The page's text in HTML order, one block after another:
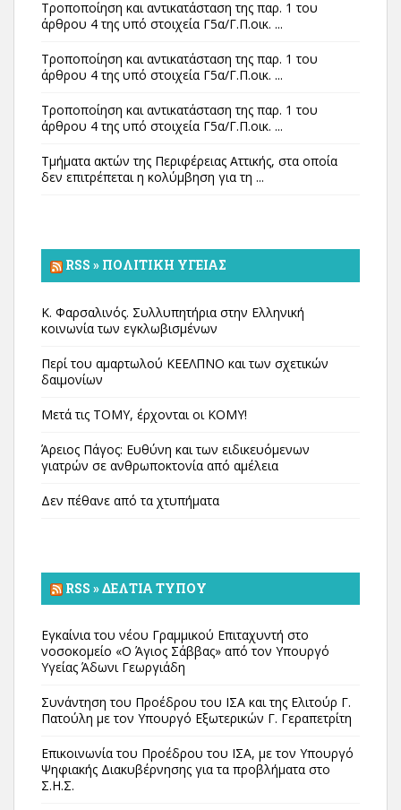
Τροποποίηση και αντικατάσταση της παρ. 1 του
άρθρου 4 της υπό στοιχεία Γ5α/Γ.Π.οικ. ...
Τροποποίηση και αντικατάσταση της παρ. 1 του
άρθρου 4 της υπό στοιχεία Γ5α/Γ.Π.οικ. ...
Τροποποίηση και αντικατάσταση της παρ. 1 του
άρθρου 4 της υπό στοιχεία Γ5α/Γ.Π.οικ. ...
Τμήματα ακτών της Περιφέρειας Αττικής, στα οποία
δεν επιτρέπεται η κολύμβηση για τη ...
RSS » ΠΟΛΙΤΙΚΉ ΥΓΕΊΑΣ
Κ. Φαρσαλινός. Συλλυπητήρια στην Ελληνική
κοινωνία των εγκλωβισμένων
Περί του αμαρτωλού ΚΕΕΛΠΝΟ και των σχετικών
δαιμονίων
Μετά τις ΤΟΜΥ, έρχονται οι ΚΟΜΥ!
Άρειος Πάγος: Ευθύνη και των ειδικευόμενων
γιατρών σε ανθρωποκτονία από αμέλεια
Δεν πέθανε από τα χτυπήματα
RSS » ΔΕΛΤΊΑ ΤΎΠΟΥ
Εγκαίνια του νέου Γραμμικού Επιταχυντή στο
νοσοκομείο «Ο Άγιος Σάββας» από τον Υπουργό
Υγείας Άδωνι Γεωργιάδη
Συνάντηση του Προέδρου του ΙΣΑ και της Ελιτούρ Γ.
Πατούλη με τον Υπουργό Εξωτερικών Γ. Γεραπετρίτη
Επικοινωνία του Προέδρου του ΙΣΑ, με τον Υπουργό
Ψηφιακής Διακυβέρνησης για τα προβλήματα στο
Σ.Η.Σ.